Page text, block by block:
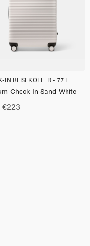
IN REISEKOFFER - 77 L
Ursprünglicher
€223Aktueller
Check-In Sand White